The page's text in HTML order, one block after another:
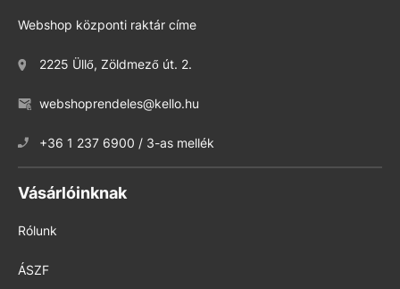
Webshop központi raktár címe
2225 Üllő, Zöldmező út. 2.
webshoprendeles@kello.hu
+36 1 237 6900 / 3-as mellék
Vásárlóinknak
Rólunk
ÁSZF